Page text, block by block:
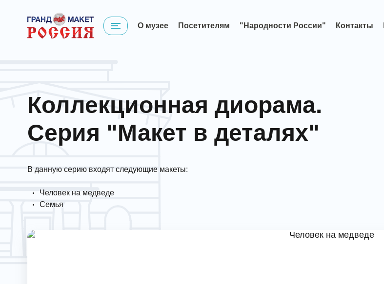
О музее Посетителям "Народности России" Контакты
Коллекционная диорама.
Серия "Макет в деталях"
В данную серию входят следующие макеты:
Человек на медведе
Семья